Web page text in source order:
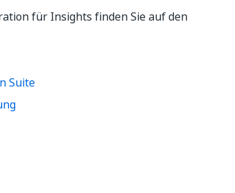
für Insights finden Sie auf den
Suite